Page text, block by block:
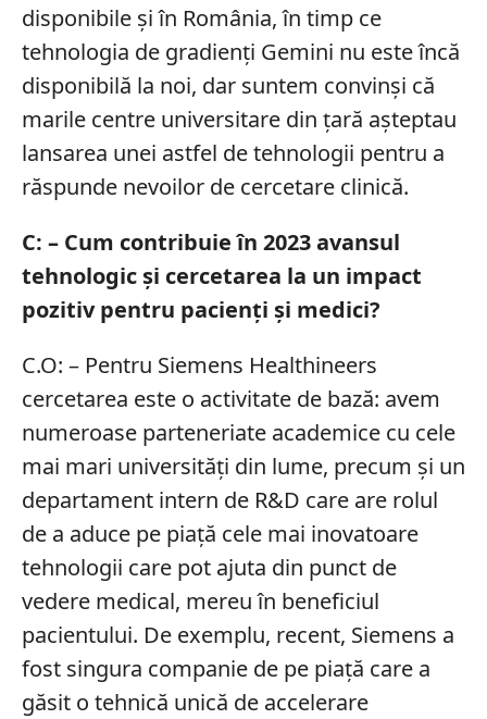
disponibile și în România, în timp ce
tehnologia de gradienți Gemini nu este încă
disponibilă la noi, dar suntem convinși că
marile centre universitare din țară așteptau
lansarea unei astfel de tehnologii pentru a
răspunde nevoilor de cercetare clinică.
C: – Cum contribuie în 2023 avansul
tehnologic și cercetarea la un impact
pozitiv pentru pacienți și medici?
C.O: – Pentru Siemens Healthineers
cercetarea este o activitate de bază: avem
numeroase parteneriate academice cu cele
mai mari universități din lume, precum și un
departament intern de R&D care are rolul
de a aduce pe piață cele mai inovatoare
tehnologii care pot ajuta din punct de
vedere medical, mereu în beneficiul
pacientului. De exemplu, recent, Siemens a
fost singura companie de pe piață care a
găsit o tehnică unică de accelerare